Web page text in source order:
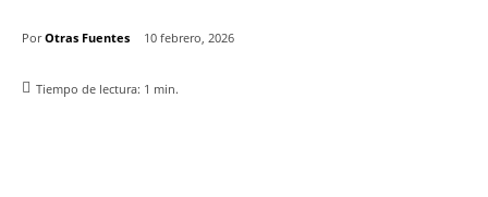
Por Otras Fuentes 10 febrero, 2026
Tiempo de lectura: 1 min.